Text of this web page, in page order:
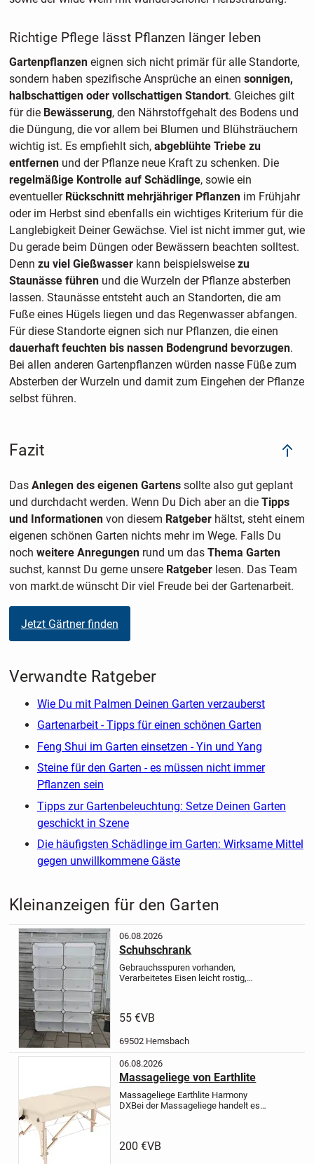
Richtige Pflege lässt Pflanzen länger leben
Gartenpflanzen eignen sich nicht primär für alle Standorte,
sondern haben spezifische Ansprüche an einen sonnigen,
halbschattigen oder vollschattigen Standort. Gleiches gilt
für die Bewässerung, den Nährstoffgehalt des Bodens und
die Düngung, die vor allem bei Blumen und Blühsträuchern
wichtig ist. Es empfiehlt sich, abgeblühte Triebe zu
entfernen und der Pflanze neue Kraft zu schenken. Die
regelmäßige Kontrolle auf Schädlinge, sowie ein
eventueller Rückschnitt mehrjähriger Pflanzen im Frühjahr
oder im Herbst sind ebenfalls ein wichtiges Kriterium für die
Langlebigkeit Deiner Gewächse. Viel ist nicht immer gut, wie
Du gerade beim Düngen oder Bewässern beachten solltest.
Denn zu viel Gießwasserkann beispielsweise zu
Staunässe führenund die Wurzeln der Pflanze absterben
lassen. Staunässe entsteht auch an Standorten, die am
Fuße eines Hügels liegen und das Regenwasser abfangen.
Für diese Standorte eignen sich nur Pflanzen, die einen
dauerhaft feuchten bis nassen Bodengrund bevorzugen.
Bei allen anderen Gartenpflanzen würden nasse Füße zum
Absterben der Wurzeln und damit zum Eingehen der Pflanze
selbst führen.
Fazit
DasAnlegen des eigenen Gartenssollte also gut geplant
und durchdacht werden. Wenn Du Dich aber an die Tipps
und Informationenvon diesem Ratgeberhältst, steht einem
eigenen schönen Garten nichts mehr im Wege. Falls Du
noch weitere Anregungenrund um das Thema Garten
suchst, kannst Du gerne unsere Ratgeberlesen. Das Team
von markt.de wünscht Dir viel Freude bei der Gartenarbeit.
Jetzt Gärtner finden
Verwandte Ratgeber
Wie Du mit Palmen Deinen Garten verzauberst
Gartenarbeit - Tipps für einen schönen Garten
Feng Shui im Garten einsetzen - Yin und Yang
Steine für den Garten - es müssen nicht immer
Pflanzen sein
Tipps zur Gartenbeleuchtung: Setze Deinen Garten
geschickt in Szene
Die häufigsten Schädlinge im Garten: Wirksame Mittel
gegen unwillkommene Gäste
Kleinanzeigen für den Garten
06.08.2026
Schuhschrank
Gebrauchsspuren vorhanden,
Verarbeitetes Eisen leicht rostig,
55 €VB
69502 Hemsbach
06.08.2026
Massageliege von Earthlite
Massageliege Earthlite Harmony
DXBei der Massageliege handelt es
Beinen, einer verstellbaren...
200 €VB